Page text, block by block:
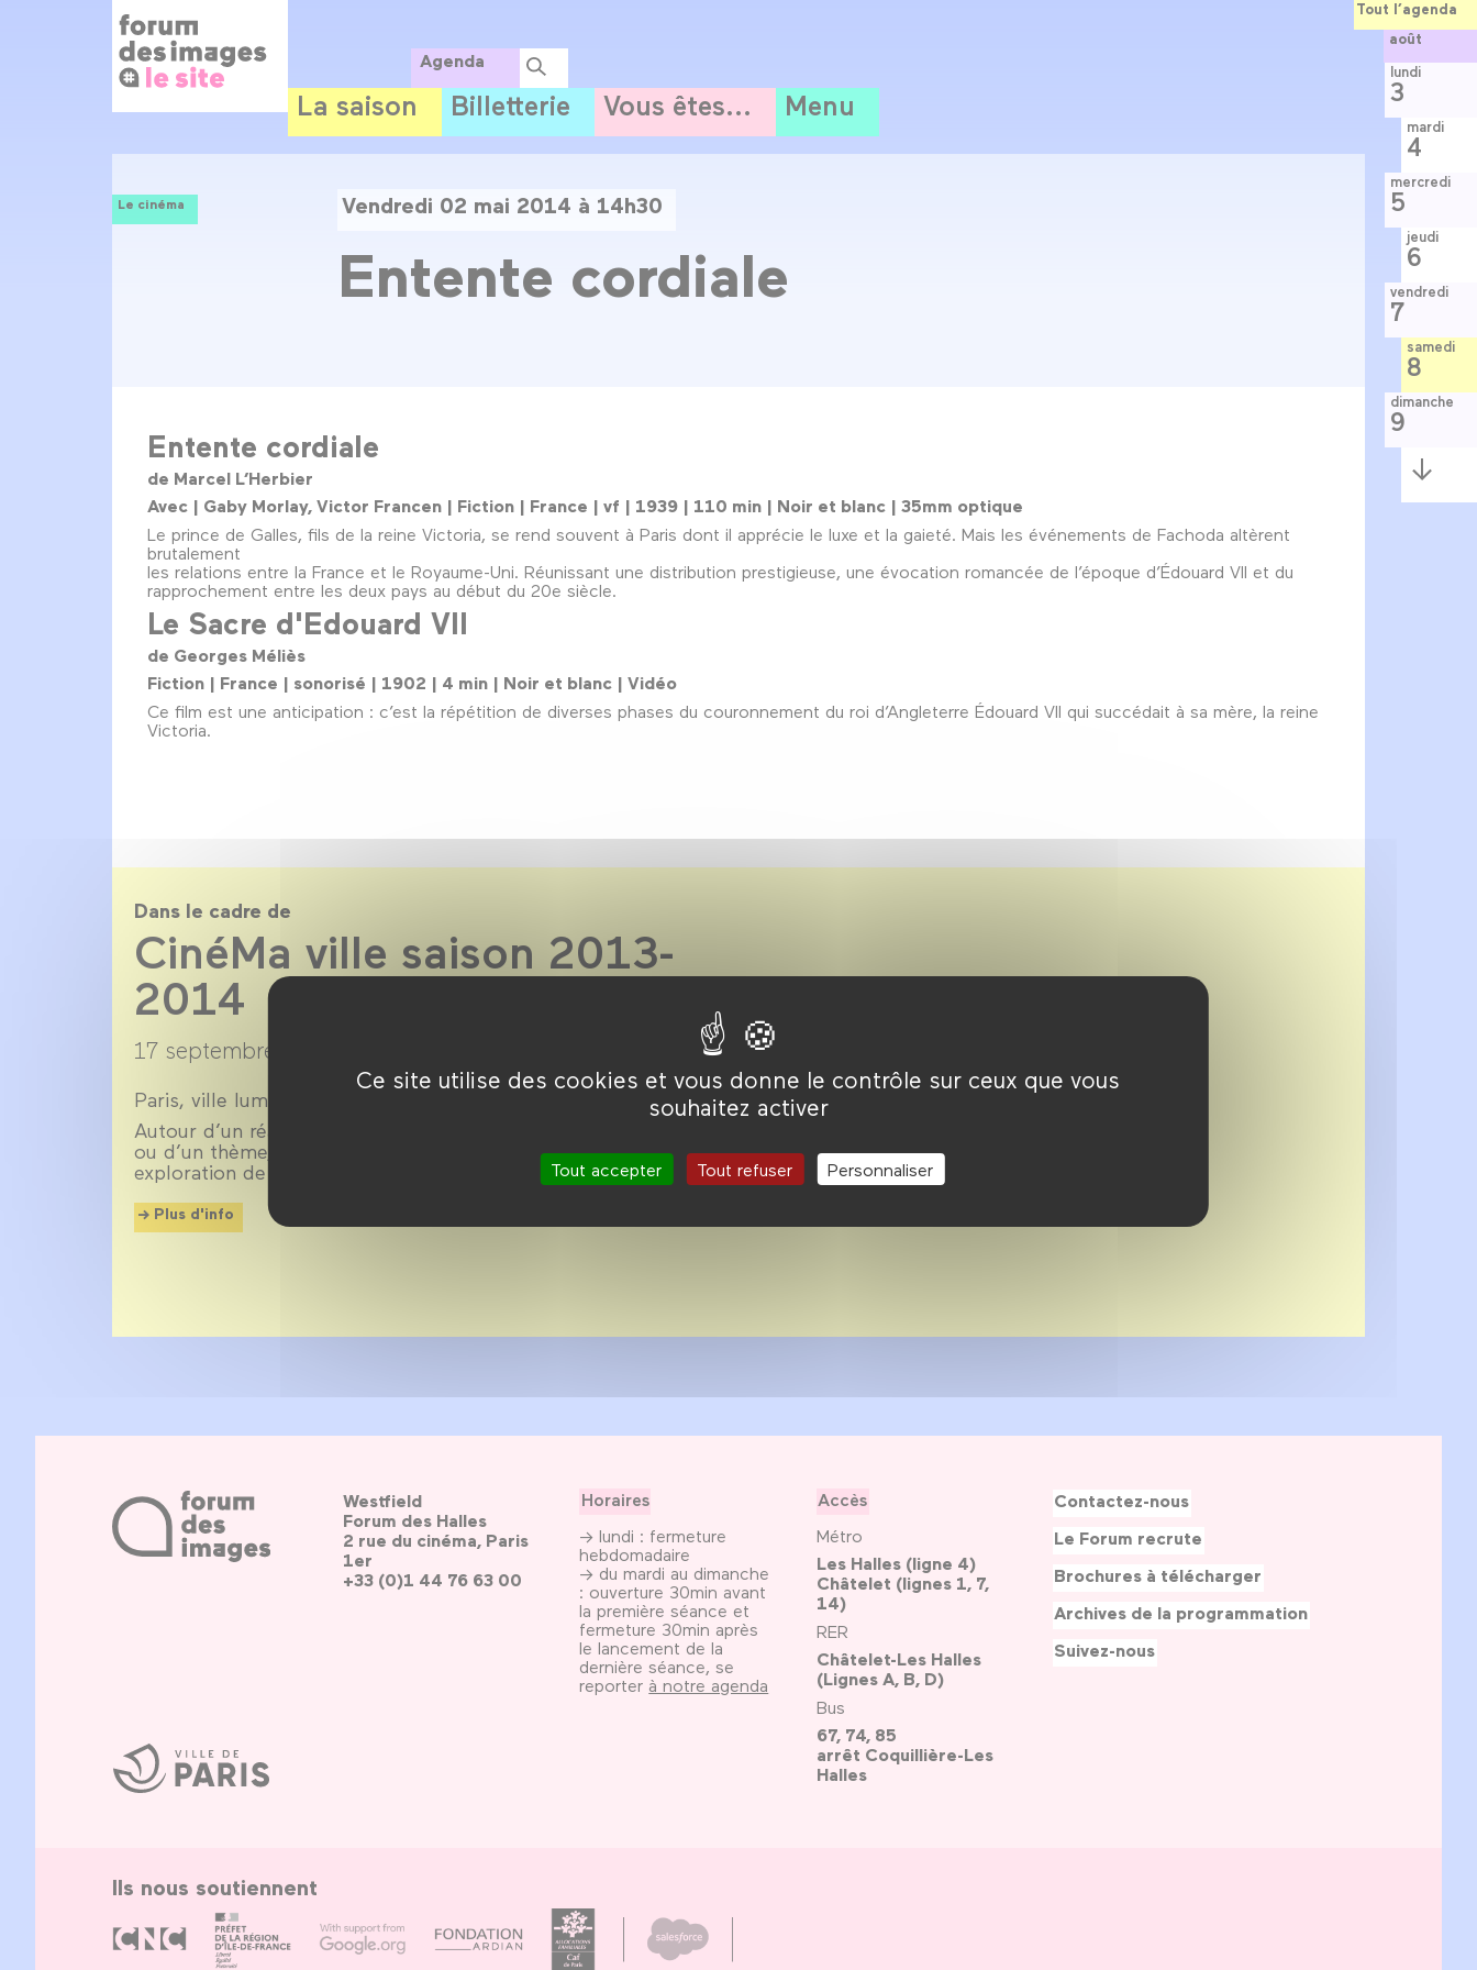
Ce site utilise des cookies et vous donne le contrôle sur ceux que vous
souhaitez activer
Tout accepter Tout refuser Personnaliser
Agenda
La saison Billetterie Vous êtes... Menu
Le cinéma Vendredi 02 mai 2014 à 14h30
Entente cordiale
Entente cordiale
de Marcel L’Herbier
Avec | Gaby Morlay, Victor Francen | Fiction | France | vf | 1939 | 110 min | Noir et blanc | 35mm optique
Le prince de Galles, fils de la reine Victoria, se rend souvent à Paris dont il apprécie le luxe et la gaieté. Mais les événements de Fachoda altèrent
brutalement
les relations entre la France et le Royaume-Uni. Réunissant une distribution prestigieuse, une évocation romancée de l’époque d’Édouard VII et du
rapprochement entre les deux pays au début du 20e siècle.
Le Sacre d'Edouard VII
de Georges Méliès
Fiction | France | sonorisé | 1902 | 4 min | Noir et blanc | Vidéo
Ce film est une anticipation : c’est la répétition de diverses phases du couronnement du roi d’Angleterre Édouard VII qui succédait à sa mère, la reine
Victoria.
Dans le cadre de
CinéMa ville saison 2013-
2014
17 septembre 2013 →
Paris, ville lumière, ville cinéma, a inspiré des milliers de films.
Autour d’un réalisateur, d’un acteur, d’un quartier, d’une époque
ou d’un thème, CinéMa ville propose chaque mois une
exploration de ce qui palpite dans la cité.
Plus d'info
Tout l’agenda
août
lundi
3
mardi
4
mercredi
5
jeudi
6
vendredi
7
samedi
8
dimanche
9
Semaine
suivante
Ville
de
Paris
Westfield
Forum des Halles
2 rue du cinéma, Paris
1er
+33 (0)1 44 76 63 00
Horaires
→ lundi : fermeture
hebdomadaire
→ du mardi au dimanche
: ouverture 30min avant
la première séance et
fermeture 30min après
le lancement de la
dernière séance, se
reporter à notre agenda
Accès
Métro
Les Halles (ligne 4)
Châtelet (lignes 1, 7,
14)
RER
Châtelet-Les Halles
(Lignes A, B, D)
Bus
67, 74, 85
arrêt Coquillière-Les
Halles
Contactez-nous
Le Forum recrute
Brochures à télécharger
Archives de la programmation
Suivez-nous
Ils nous soutiennent